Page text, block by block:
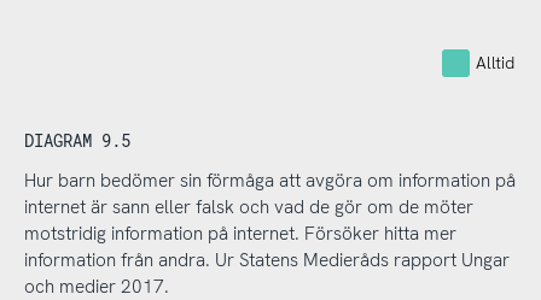
Alltid
DIAGRAM 9.5
Hur barn bedömer sin förmåga att avgöra om information på
internet är sann eller falsk och vad de gör om de möter
motstridig information på internet. Försöker hitta mer
information från andra. Ur Statens Medieråds rapport Ungar
och medier 2017.